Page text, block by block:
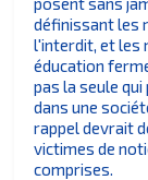
définissant les
l'interdit, et les
éducation
pas la seule
dans une
rappel devrait
victimes de
comprises.